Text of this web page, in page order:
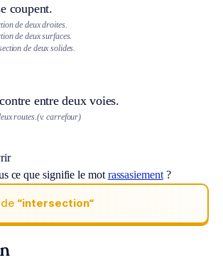
coupent.
de deux droites.
de deux surfaces.
de deux solides.
entre deux voies.
routes.(v. carrefour)
ce que signifie le mot rassasiement?
“intersection“